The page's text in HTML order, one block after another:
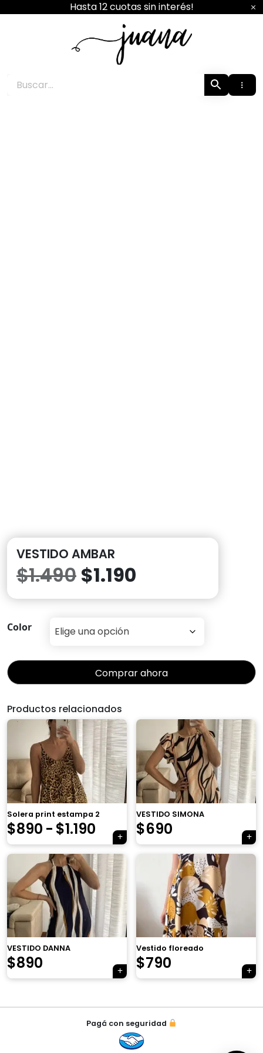
Hasta 12 cuotas sin interés!
VESTIDO AMBAR
$1.490 El
precio
original
era:
$1.490.
$1.190
precio
actual
es:
$1.190.
Color
Comprar ahora
Productos relacionados
Solera print estampa 2
$890 - $1.190 Rango
de
precios:
desde
$890
hasta
VESTIDO SIMONA
El
precio
original
era:
$890.
$690
precio
actual
es:
$690.
VESTIDO DANNA
$890
Vestido floreado
El
precio
original
era:
$1.090.
$790
precio
actual
es:
NavegaciónPagá con seguridad
Tu carrito está vacío.
Agregá un producto y aparecerá acá
automáticamente.